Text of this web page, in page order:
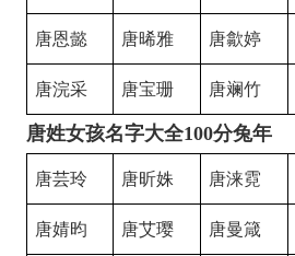
唐恩懿 唐晞雅 唐歙婷
唐浣采 唐宝珊 唐斓竹
唐姓女孩名字大全100分兔年
唐芸玲 唐昕姝 唐涞霓
唐婧昀 唐艾璎 唐曼箴